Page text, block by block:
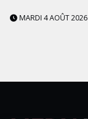
MARDI 4 AOÛT 2026